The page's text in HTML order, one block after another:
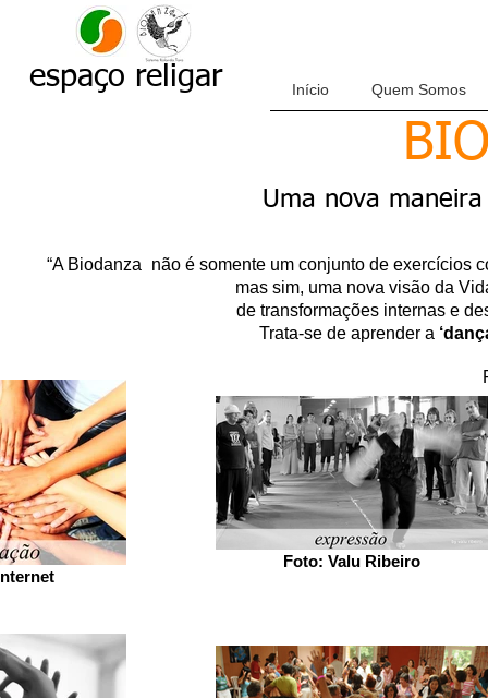
espaço religar Início Quem Somos
Foto: Valu Ribeiro
Uma nova
“A Biodanza
não é somente um conjunto de exercícios
mas sim, uma nova visão da
de transformações internas e
Trata-se de aprender a